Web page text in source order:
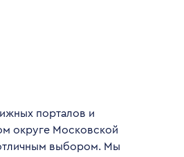
порталов и
округе Московской
выбором. Мы